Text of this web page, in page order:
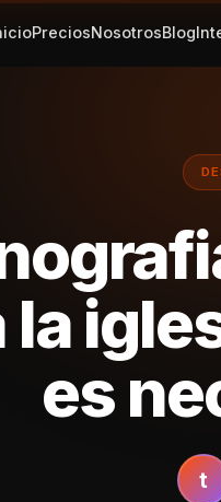
PreciosNosotrosBlog
la
es
t